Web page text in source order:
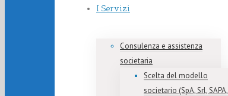
I Servizi
Consulenza e assistenza
societaria
Scelta del modello
societario (SpA, Srl, SAPA,